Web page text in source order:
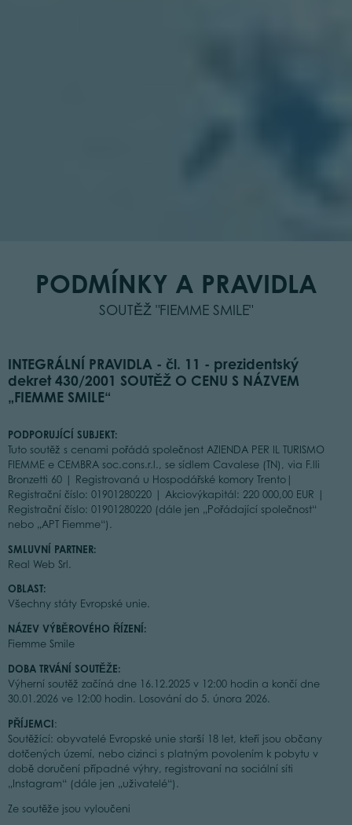
PODMÍNKY A PRAVIDLA
SOUTĚŽ "FIEMME SMILE"
INTEGRÁLNÍ PRAVIDLA - čl. 11 - prezidentský
dekret 430/2001 SOUTĚŽ O CENU S NÁZVEM
„FIEMME SMILE“
PODPORUJÍCÍ SUBJEKT:
Tuto soutěž s cenami pořádá společnost AZIENDA PER IL TURISMO
FIEMME e CEMBRA soc.cons.r.l., se sídlem Cavalese (TN), via F.lli
Bronzetti 60 | Registrovaná u Hospodářské komory Trento|
Registrační číslo: 01901280220 | Akciovýkapitál: 220 000,00 EUR |
Registrační číslo: 01901280220 (dále jen „Pořádající společnost“
nebo „APT Fiemme“).
SMLUVNÍ PARTNER:
Real Web Srl.
OBLAST:
Všechny státy Evropské unie.
NÁZEV VÝBĚROVÉHO ŘÍZENÍ:
Fiemme Smile
DOBA TRVÁNÍ SOUTĚŽE:
Výherní soutěž začíná dne 16.12.2025 v 12:00 hodin a končí dne
30.01.2026 ve 12:00 hodin. Losování do 5. února 2026.
PŘÍJEMCI:
Soutěžící: obyvatelé Evropské unie starší 18 let, kteří jsou občany
dotčených území, nebo cizinci s platným povolením k pobytu v
době doručení případné výhry, registrovaní na sociální síti
„Instagram“ (dále jen „uživatelé“).
Ze soutěže jsou vyloučeni